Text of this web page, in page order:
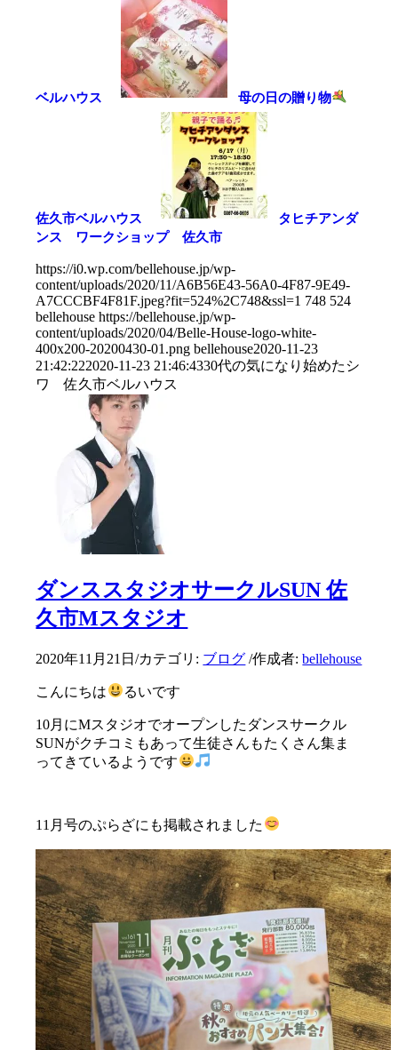
ベルハウス 母の日の贈り物
佐久市ベルハウス
タヒチアンダ
ンス ワークショップ 佐久市
https://i0.wp.com/bellehouse.jp/wp-
content/uploads/2020/11/A6B56E43-56A0-4F87-9E49-
A7CCCBF4F81F.jpeg?fit=524%2C748&ssl=1 748 524
bellehouse https://bellehouse.jp/wp-
content/uploads/2020/04/Belle-House-logo-white-
400x200-20200430-01.png bellehouse2020-11-23
21:42:222020-11-23 21:46:4330代の気になり始めたシ
ワ 佐久市ベルハウス
ダンススタジオサークルSUN 佐
久市Mスタジオ
2020年11月21日/カテゴリ: ブログ /作成者:bellehouse
こんにちは るいです
10月にMスタジオでオープンしたダンスサークル
SUNがクチコミもあって生徒さんもたくさん集ま
ってきているようです
11月号のぷらざにも掲載されました